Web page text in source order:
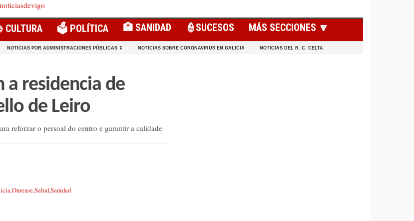
CULTURA 🗳️ POLÍTICA 🏥 SANIDAD 👮SUCESOS MÁS SECCIONES 🔽
NOTICIAS POR ADMINISTRACIONES PÚBLICAS ↧ NOTICIAS SOBRE CORONAVIRUS EN GALICIA NOTICIAS DEL R. C. CELTA
a residencia de
de Leiro
reforzar o persoal do centro e garantir a calidade
,Ourense,Salud,Sanidad